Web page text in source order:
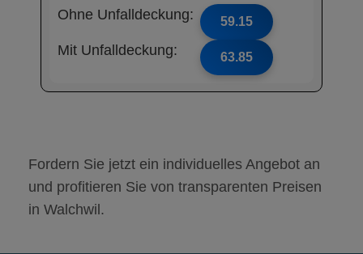
Ohne Unfalldeckung: 59.15
Mit Unfalldeckung: 63.85
Fordern Sie jetzt ein individuelles Angebot an
und profitieren Sie von transparenten Preisen
in Walchwil.